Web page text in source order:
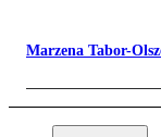
Marzena Tabor-